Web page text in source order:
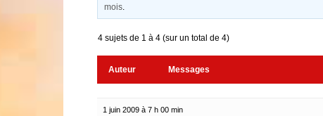
mois.
4 sujets de 1 à 4 (sur un total de 4)
Auteur Messages
1 juin 2009 à 7 h 00 min